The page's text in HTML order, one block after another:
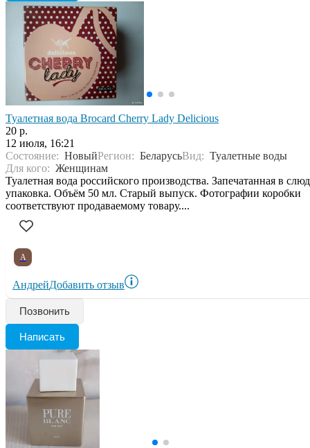
Туалетная вода Brocard Cherry Lady Delicious
20 р.
12 июля, 16:21
Состояние: НовыйРегион: БеларусьВид: Туалетные воды
Для кого: Женщинам
Туалетная вода российского производства. Запечатанная в
упаковка. Объём 50 мл. Старый выпуск. Фотографии коробки
соответствуют продаваемому товару....
А
АндрейДобавить отзыв
Позвонить
Написать